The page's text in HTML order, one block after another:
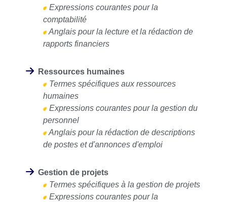
Expressions courantes pour la
comptabilité
Anglais pour la lecture et la rédaction de
rapports financiers
Ressources humaines
Termes spécifiques aux ressources
humaines
Expressions courantes pour la gestion du
personnel
Anglais pour la rédaction de descriptions
de postes et d'annonces d'emploi
Gestion de projets
Termes spécifiques à la gestion de projets
Expressions courantes pour la